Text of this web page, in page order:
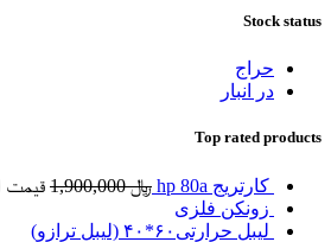
Stock status
حراج
در انبار
Top rated products
کارتریج hp 80a ﷼1,900,000 قیمت اصلی
زونکن فلزی
لیبل حرارتی۶۰*۴۰ (لیبل ترازو)